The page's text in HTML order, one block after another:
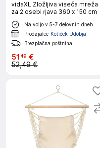
vidaXL Zložljiva viseča mreža
za 2 osebi rjava 360 x 150 cm
Na voljo v 5-7 delovnih dneh
Prodajalec Kotiček Udobja
Brezplačna poštnina
51 49 €
52,49 €